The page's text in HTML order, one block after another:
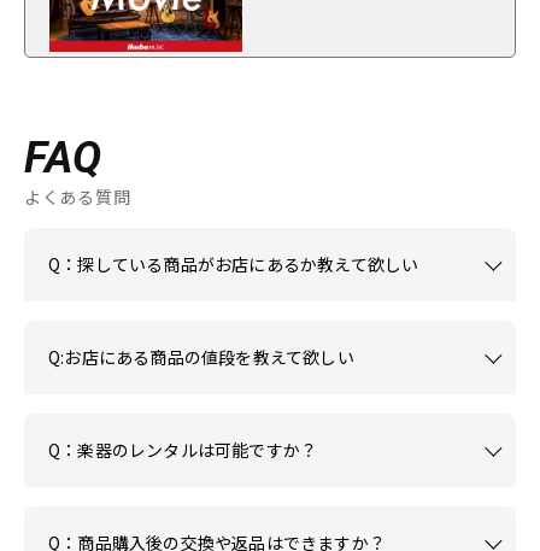
FAQ
よくある質問
Q：探している商品がお店にあるか教えて欲しい
Q:お店にある商品の値段を教えて欲しい
Q：楽器のレンタルは可能ですか？
Q：商品購入後の交換や返品はできますか？